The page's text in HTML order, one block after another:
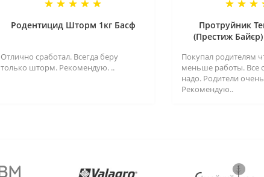
Родентицид Шторм 1кг Басф
Отлично сработал. Всегда беру
только шторм. Рекомендую. ..
Протруйник
(Престиж
Покупал родителям
меньше работы. Все
надо. Родители
Рекомендую..